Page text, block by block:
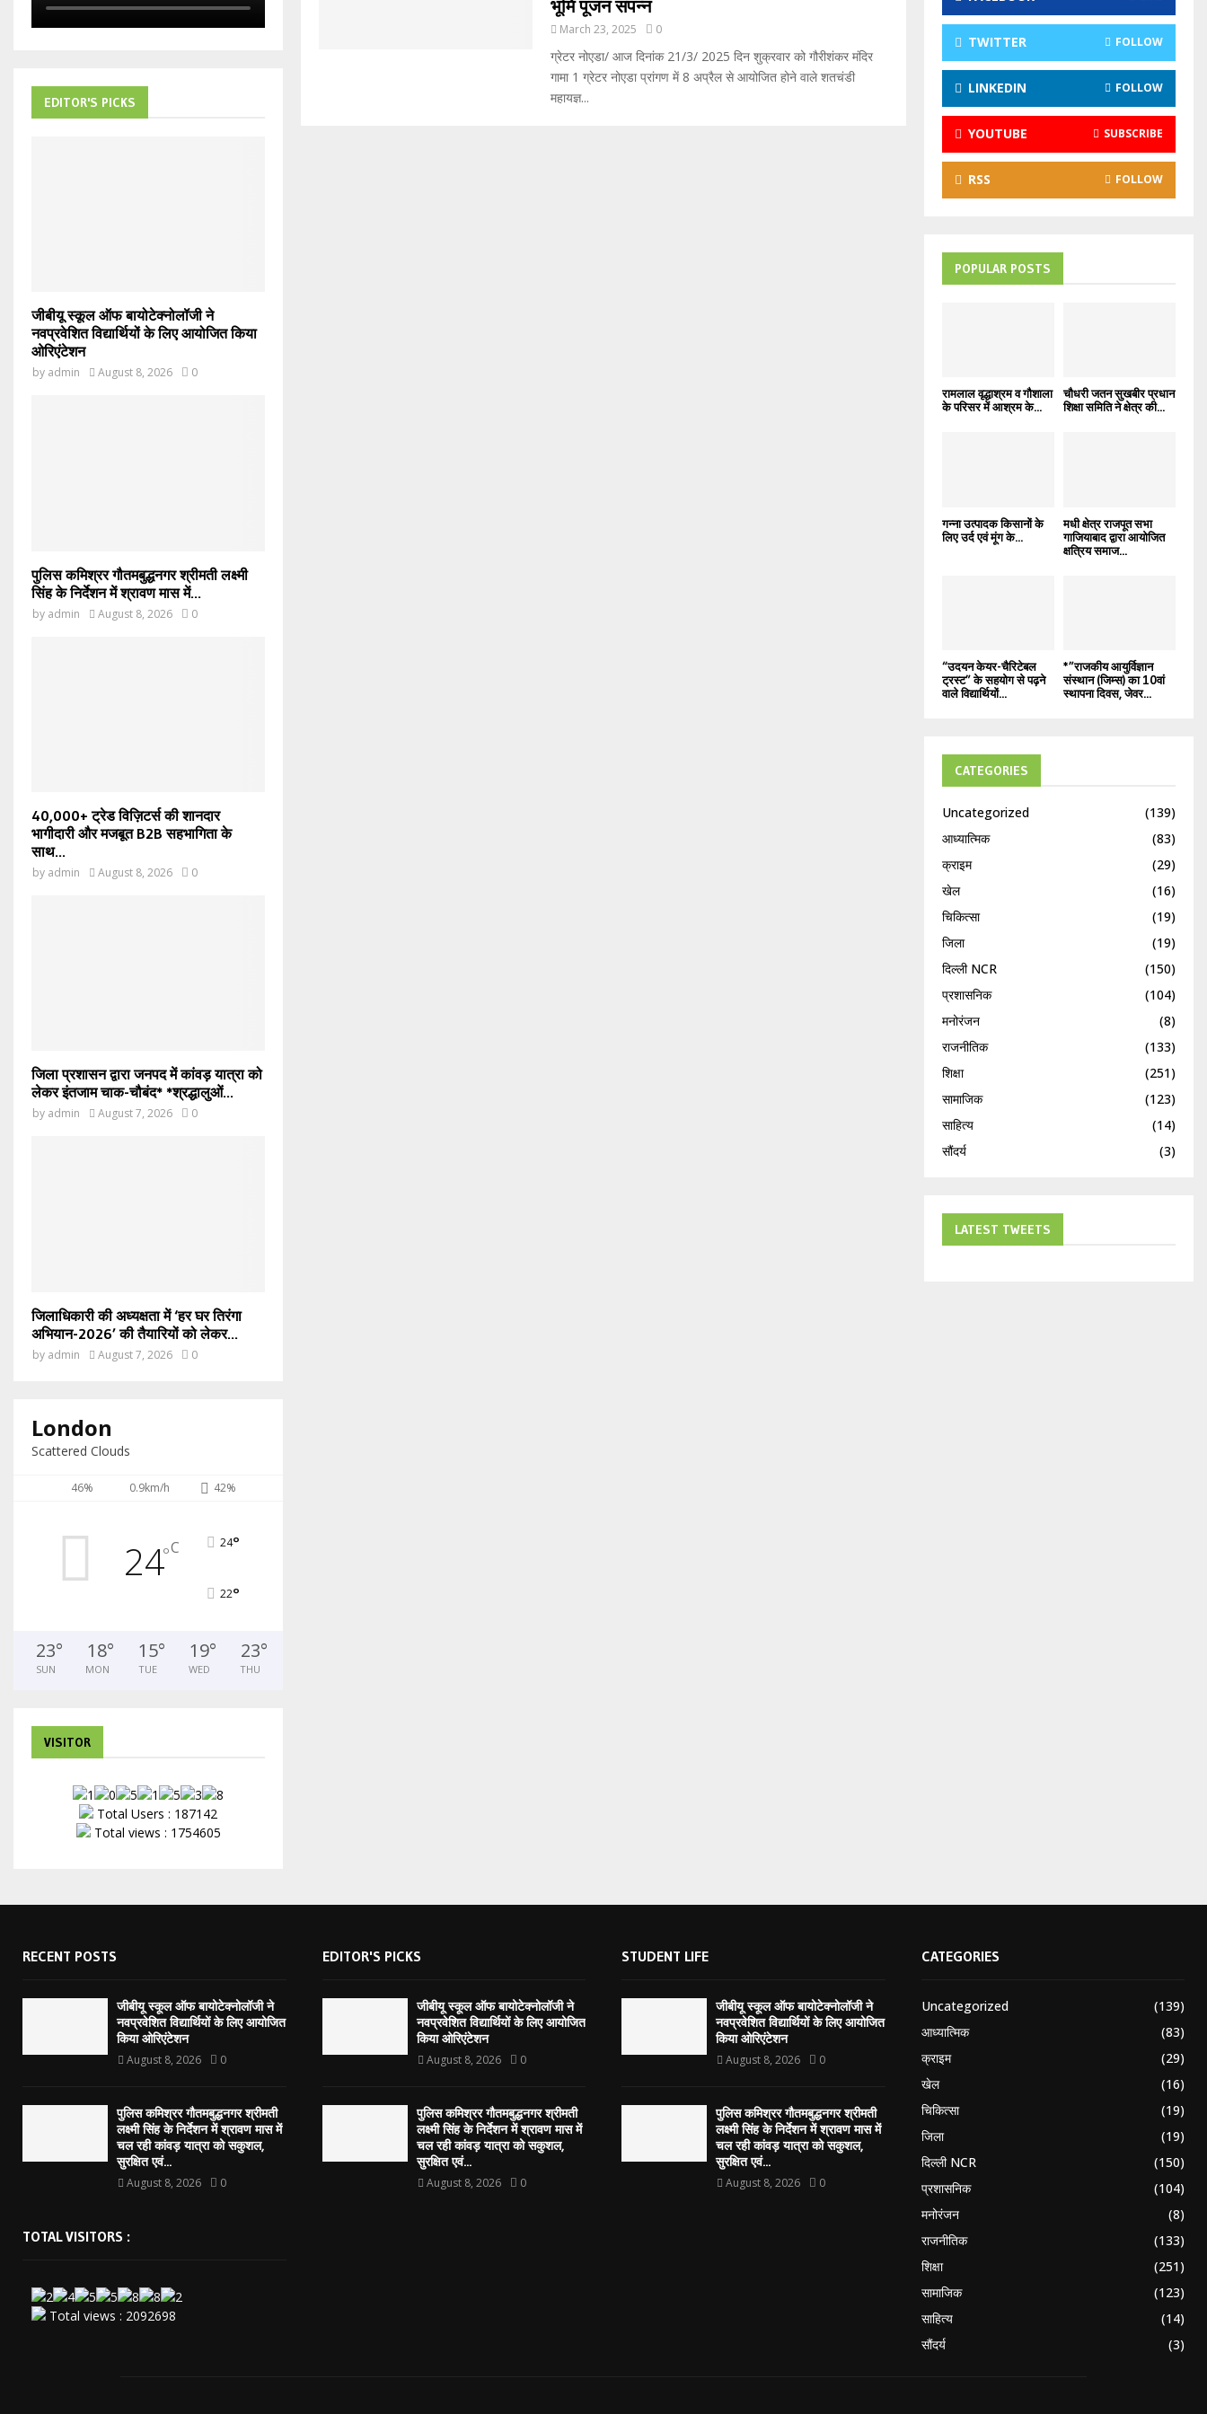
भूमि पूजन संपन्न
March 23, 2025 0
ग्रेटर नोएडा/ आज दिनांक 21/3/ 2025 दिन शुक्रवार को गौरीशंकर मंदिर
गामा 1 ग्रेटर नोएडा प्रांगण में 8 अप्रैल से आयोजित होने वाले शतचंडी
महायज्ञ...
EDITOR'S PICKS
जीबीयू स्कूल ऑफ बायोटेक्नोलॉजी ने
नवप्रवेशित विद्यार्थियों के लिए आयोजित किया
ओरिएंटेशन
by admin August 8, 2026 0
पुलिस कमिश्रर गौतमबुद्धनगर श्रीमती लक्ष्मी
सिंह के निर्देशन में श्रावण मास में...
by admin August 8, 2026 0
40,000+ ट्रेड विज़िटर्स की शानदार
भागीदारी और मजबूत B2B सहभागिता के
साथ...
by admin August 8, 2026 0
जिला प्रशासन द्वारा जनपद में कांवड़ यात्रा को
लेकर इंतजाम चाक-चौबंद* *श्रद्धालुओं...
by admin August 7, 2026 0
जिलाधिकारी की अध्यक्षता में ‘हर घर तिरंगा
अभियान-2026’ की तैयारियों को लेकर...
by admin August 7, 2026 0
London
Scattered Clouds
46% 0.9km/h 42%
24°C 24°
22°
23°
SUN
18°
MON
15°
TUE
19°
WED
23°
THU
VISITOR
Total Users : 187142
Total views : 1754605
:
C
H
TWITTER FOLLOW
LINKEDIN FOLLOW
YOUTUBE SUBSCRIBE
RSS FOLLOW
POPULAR POSTS
रामलाल वृद्धाश्रम व गौशाला
के परिसर में आश्रम के...
चौधरी जतन सुखबीर प्रधान
शिक्षा समिति ने क्षेत्र की...
गन्ना उत्पादक किसानों के
लिए उर्द एवं मूंग के...
मधी क्षेत्र राजपूत सभा
गाजियाबाद द्वारा आयोजित
क्षत्रिय समाज...
“उदयन केयर-चैरिटेबल
ट्रस्ट” के सहयोग से पढ़ने
वाले विद्यार्थियों...
*”राजकीय आयुर्विज्ञान
संस्थान (जिम्स) का 10वां
स्थापना दिवस, जेवर...
CATEGORIES
Uncategorized
(139)
आध्यात्मिक
(83)
क्राइम
(29)
खेल
(16)
चिकित्सा
(19)
जिला
(19)
दिल्ली NCR
(150)
प्रशासनिक
(104)
मनोरंजन
(8)
राजनीतिक
(133)
शिक्षा
(251)
सामाजिक
(123)
साहित्य
(14)
सौंदर्य
(3)
LATEST TWEETS
RECENT POSTS
जीबीयू स्कूल ऑफ बायोटेक्नोलॉजी ने
नवप्रवेशित विद्यार्थियों के लिए आयोजित
किया ओरिएंटेशन
August 8, 2026 0
पुलिस कमिश्रर गौतमबुद्धनगर श्रीमती
लक्ष्मी सिंह के निर्देशन में श्रावण मास में
चल रही कांवड़ यात्रा को सकुशल,
सुरक्षित एवं...
August 8, 2026 0
TOTAL VISITORS :
Total views : 2092698
EDITOR'S PICKS
जीबीयू स्कूल ऑफ बायोटेक्नोलॉजी ने
नवप्रवेशित विद्यार्थियों के लिए आयोजित
किया ओरिएंटेशन
August 8, 2026 0
पुलिस कमिश्रर गौतमबुद्धनगर श्रीमती
लक्ष्मी सिंह के निर्देशन में श्रावण मास में
चल रही कांवड़ यात्रा को सकुशल,
सुरक्षित एवं...
August 8, 2026 0
STUDENT LIFE
जीबीयू स्कूल ऑफ बायोटेक्नोलॉजी ने
नवप्रवेशित विद्यार्थियों के लिए आयोजित
किया ओरिएंटेशन
August 8, 2026 0
पुलिस कमिश्रर गौतमबुद्धनगर श्रीमती
लक्ष्मी सिंह के निर्देशन में श्रावण मास में
चल रही कांवड़ यात्रा को सकुशल,
सुरक्षित एवं...
August 8, 2026 0
CATEGORIES
Uncategorized
(139)
आध्यात्मिक
(83)
क्राइम
(29)
खेल
(16)
चिकित्सा
(19)
जिला
(19)
दिल्ली NCR
(150)
प्रशासनिक
(104)
मनोरंजन
(8)
राजनीतिक
(133)
शिक्षा
(251)
सामाजिक
(123)
साहित्य
(14)
सौंदर्य
(3)